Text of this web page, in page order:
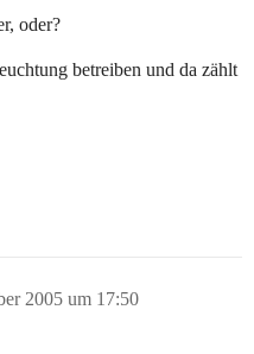
oder?
betreiben und da zählt
2005 um 17:50